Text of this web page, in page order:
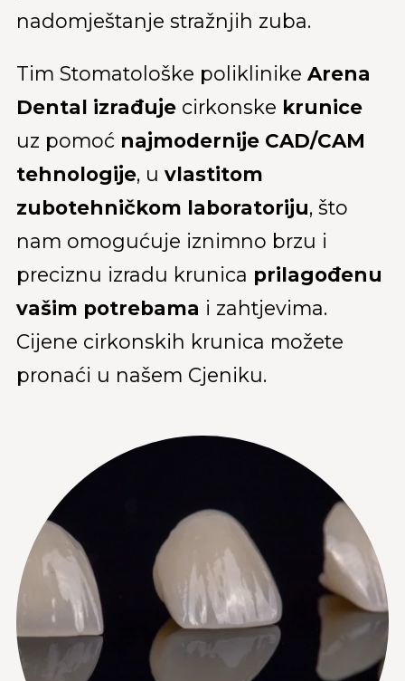
nadomještanje stražnjih zuba.
Tim Stomatološke poliklinike Arena
Dental izrađujecirkonske krunice
uz pomoć najmodernije CAD/CAM
tehnologije, u vlastitom
zubotehničkom laboratoriju, što
nam omogućuje iznimno brzu i
preciznu izradu krunica prilagođenu
vašim potrebama i zahtjevima.
Cijene cirkonskih krunica možete
pronaći u našem Cjeniku.